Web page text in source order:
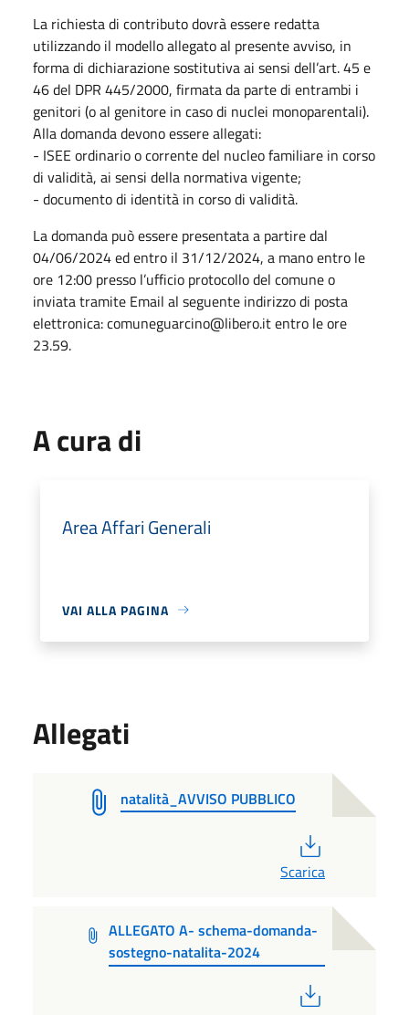
La richiesta di contributo dovrà essere redatta
utilizzando il modello allegato al presente avviso, in
forma di dichiarazione sostitutiva ai sensi dell’art. 45 e
46 del DPR 445/2000, firmata da parte di entrambi i
genitori (o al genitore in caso di nuclei monoparentali).
Alla domanda devono essere allegati:
- ISEE ordinario o corrente del nucleo familiare in corso
di validità, ai sensi della normativa vigente;
- documento di identità in corso di validità.
La domanda può essere presentata a partire dal
04/06/2024 ed entro il 31/12/2024, a mano entro le
ore 12:00 presso l’ufficio protocollo del comune o
inviata tramite Email al seguente indirizzo di posta
elettronica: comuneguarcino@libero.it entro le ore
23.59.
A cura di
Area Affari Generali
VAI ALLA PAGINA
Allegati
natalità_AVVISO PUBBLICO
Scarica
ALLEGATO A- schema-domanda-
sostegno-natalita-2024